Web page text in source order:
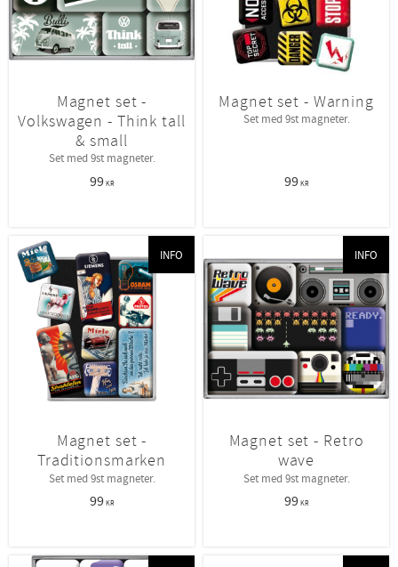
Magnet set -
Volkswagen - Think tall
& small
Set med 9st magneter.
99KR
Magnet set - Warning
Set med 9st magneter.
99KR
Magnet set -
Traditionsmarken
Set med 9st magneter.
99KR
INFO
Magnet set - Retro
wave
Set med 9st magneter.
99KR
INFO